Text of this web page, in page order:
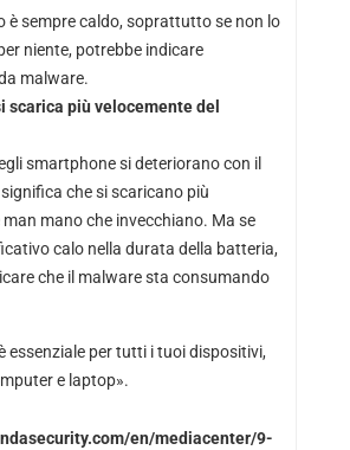
è sempre caldo, soprattutto se non lo
niente, potrebbe indicare
malware.
scarica più velocemente del
smartphone si deteriorano con il
che si scaricano più
mano che invecchiano. Ma se
calo nella durata della batteria,
che il malware sta consumando
essenziale per tutti i tuoi dispositivi,
e laptop».
en/mediacenter/9-